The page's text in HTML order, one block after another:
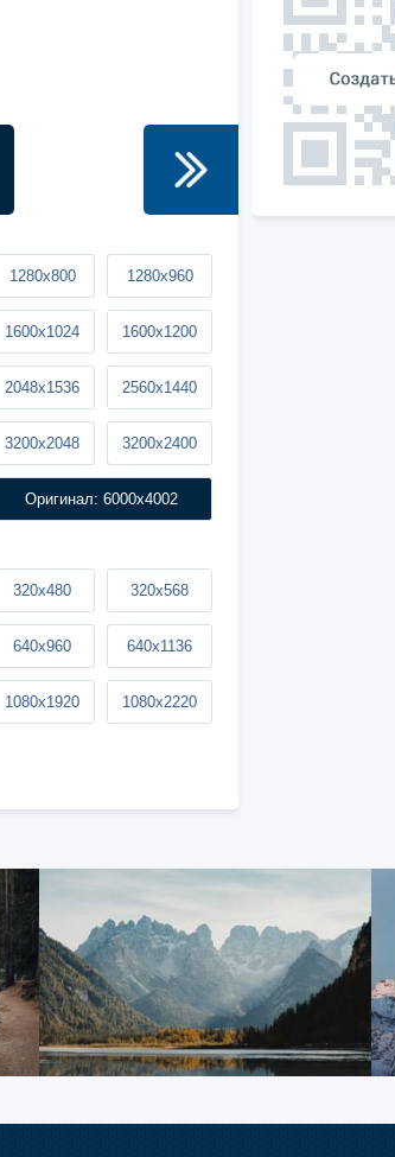
1280x800 1280x960
1600x1024 1600x1200
2048x1536 2560x1440
3200x2048 3200x2400
Оригинал: 6000x4002
320x480 320x568
640x960 640x1136
1080x1920 1080x2220